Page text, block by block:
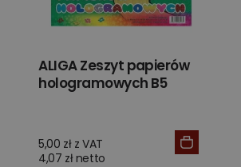
ALIGA Zeszyt papierów
hologramowych B5
5,00 zł z VAT
4,07 zł netto